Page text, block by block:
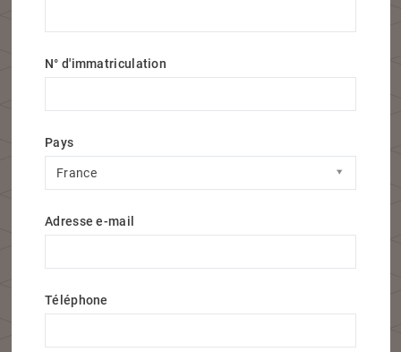
N° d'immatriculation
Pays
France
Pays
Adresse e-mail
Téléphone